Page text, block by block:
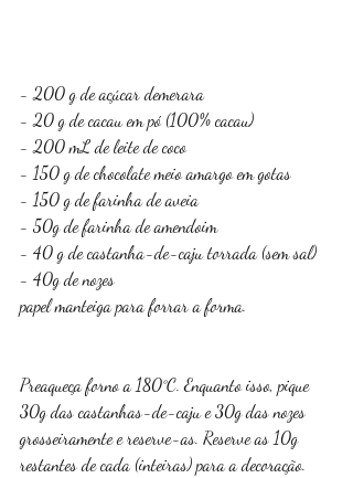
- 200 g de açúcar demerara
- 20 g de cacau em pó (100% cacau)
- 200 mL de leite de coco
- 150 g de chocolate meio amargo em gotas
- 150 g de farinha de aveia
- 50g de farinha de amendoim
- 40 g de castanha-de-caju torrada (sem sal)
- 40g de nozes
papel manteiga para forrar a forma.
Preaqueça forno a 180°C. Enquanto isso, pique
30g das castanhas-de-caju e 30g das nozes
grosseiramente e reserve-as. Reserve as 10g
restantes de cada (inteiras) para a decoração.